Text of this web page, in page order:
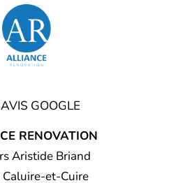
AVIS GOOGLE
RENOVATION
Aristide Briand
Caluire-et-Cuire